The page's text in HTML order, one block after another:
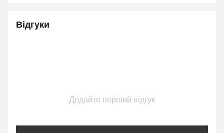
Відгуки
Додайте перший відгук